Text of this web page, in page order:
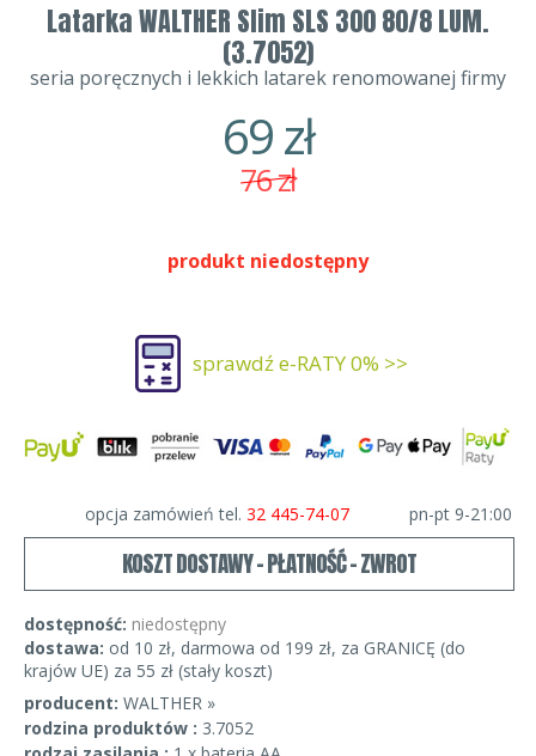
Latarka WALTHER Slim SLS 300 80/8 LUM.
(3.7052)
seria poręcznych i lekkich latarek renomowanej firmy
69zł
76zł
produkt niedostępny
sprawdź e-RATY 0% >>
opcja zamówień tel. 32 445-74-07 pn-pt 9-21:00
KOSZT DOSTAWY - PŁATNOŚĆ - ZWROT
dostępność: niedostępny
dostawa: od 10 zł, darmowa od 199 zł, za GRANICĘ (do
krajów UE) za 55 zł (stały koszt)
producent: WALTHER »
rodzina produktów : 3.7052